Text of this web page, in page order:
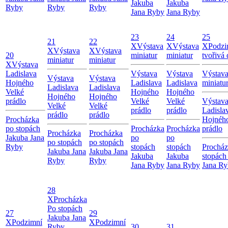
Ryby
Ryby
Ryby
Jakuba
Jana Ryby
Jakuba
Jana Ryby
20
XVýstava
Ladislava
Hojného
Velké
prádlo
Procházka
po stopách
Jakuba Jana
Ryby
21
XVýstava
miniatur
Výstava
Ladislava
Hojného
Velké
prádlo
Procházka
po stopách
Jakuba Jana
Ryby
22
XVýstava
miniatur
Výstava
Ladislava
Hojného
Velké
prádlo
Procházka
po stopách
Jakuba Jana
Ryby
23
XVýstava
miniatur
Výstava
Ladislava
Hojného
Velké
prádlo
Procházka
po
stopách
Jakuba
Jana Ryby
24
XVýstava
miniatur
Výstava
Ladislava
Hojného
Velké
prádlo
Procházka
po
stopách
Jakuba
Jana Ryby
25
X
tvořivá
Výstava
miniatur
Výstava
prádlo
Jana
27
XPodzimní
28
XProcházka
Po stopách
Jakuba Jana
29
XPodzimní